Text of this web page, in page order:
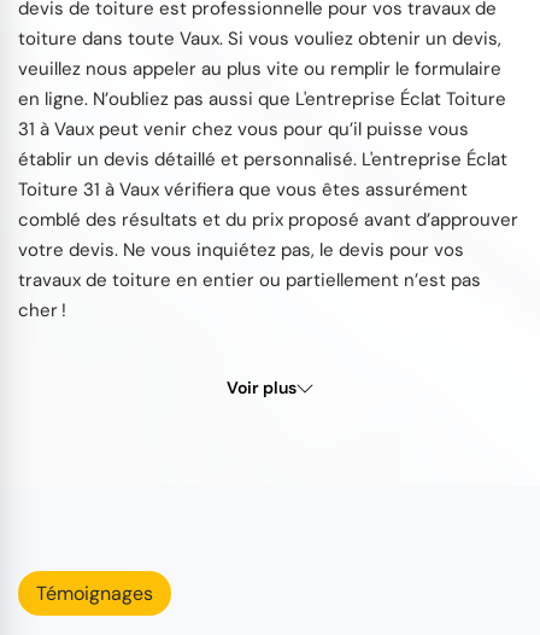
devis de toiture est professionnelle pour vos travaux de
toiture dans toute Vaux. Si vous vouliez obtenir un devis,
veuillez nous appeler au plus vite ou remplir le formulaire
en ligne. N’oubliez pas aussi que L'entreprise Éclat Toiture
31 à Vaux peut venir chez vous pour qu’il puisse vous
établir un devis détaillé et personnalisé. L'entreprise Éclat
Toiture 31 à Vaux vérifiera que vous êtes assurément
comblé des résultats et du prix proposé avant d’approuver
votre devis. Ne vous inquiétez pas, le devis pour vos
travaux de toiture en entier ou partiellement n’est pas
cher !
Voir plus
Témoignages